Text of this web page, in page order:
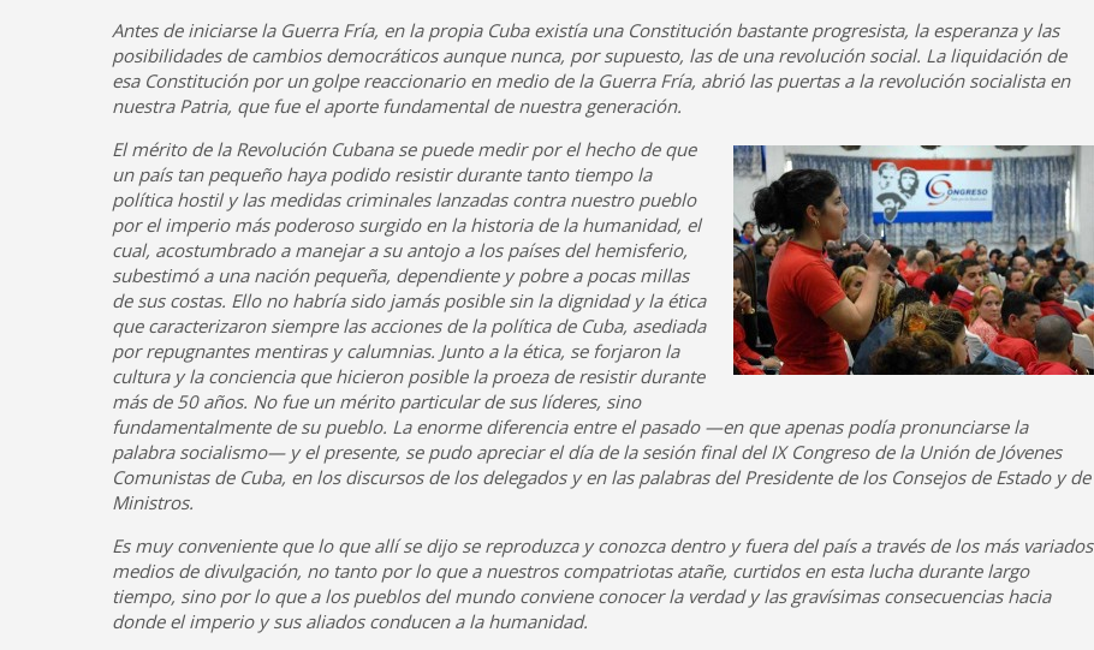
Antes de iniciarse la Guerra Fría, en la propia Cuba existía una Constitución bastante progresista, la esperanza y las
posibilidades de cambios democráticos aunque nunca, por supuesto, las de una revolución social. La liquidación de
esa Constitución por un golpe reaccionario en medio de la Guerra Fría, abrió las puertas a la revolución socialista en
nuestra Patria, que fue el aporte fundamental de nuestra generación.
El mérito de la Revolución Cubana se puede medir por el hecho de que
un país tan pequeño haya podido resistir durante tanto tiempo la
política hostil y las medidas criminales lanzadas contra nuestro pueblo
por el imperio más poderoso surgido en la historia de la humanidad, el
cual, acostumbrado a manejar a su antojo a los países del hemisferio,
subestimó a una nación pequeña, dependiente y pobre a pocas millas
de sus costas. Ello no habría sido jamás posible sin la dignidad y la ética
que caracterizaron siempre las acciones de la política de Cuba, asediada
por repugnantes mentiras y calumnias. Junto a la ética, se forjaron la
cultura y la conciencia que hicieron posible la proeza de resistir durante
más de 50 años. No fue un mérito particular de sus líderes, sino
fundamentalmente de su pueblo. La enorme diferencia entre el pasado —en que apenas podía pronunciarse la
palabra socialismo— y el presente, se pudo apreciar el día de la sesión final del IX Congreso de la Unión de Jóvenes
Comunistas de Cuba, en los discursos de los delegados y en las palabras del Presidente de los Consejos de Estado y de
Ministros.
Es muy conveniente que lo que allí se dijo se reproduzca y conozca dentro y fuera del país a través de los más variados
medios de divulgación, no tanto por lo que a nuestros compatriotas atañe, curtidos en esta lucha durante largo
tiempo, sino por lo que a los pueblos del mundo conviene conocer la verdad y las gravísimas consecuencias hacia
donde el imperio y sus aliados conducen a la humanidad.